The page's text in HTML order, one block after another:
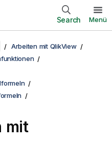
Search Menü
Arbeiten mit QlikView
mit